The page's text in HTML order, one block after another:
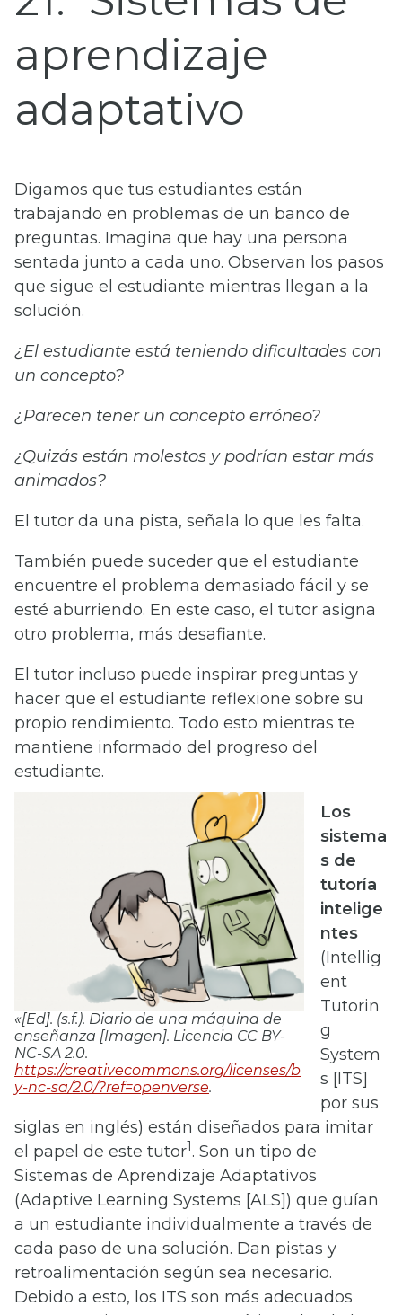
aprendizaje
adaptativo
Digamos que tus estudiantes están
trabajando en problemas de un banco de
preguntas. Imagina que hay una persona
sentada junto a cada uno. Observan los pasos
que sigue el estudiante mientras llegan a la
solución.
¿El estudiante está teniendo dificultades con
un concepto?
¿Parecen tener un concepto erróneo?
¿Quizás están molestos y podrían estar más
animados?
El tutor da una pista, señala lo que les falta.
También puede suceder que el estudiante
encuentre el problema demasiado fácil y se
esté aburriendo. En este caso, el tutor asigna
otro problema, más desafiante.
El tutor incluso puede inspirar preguntas y
hacer que el estudiante reflexione sobre su
propio rendimiento. Todo esto mientras te
mantiene informado del progreso del
estudiante.
«[Ed]. (s.f.). Diario de una máquina de
enseñanza [Imagen]. Licencia CC BY-
NC-SA 2.0.
https://creativecommons.org/licenses/b
y-nc-sa/2.0/?ref=openverse.
Los
sistema
s de
tutoría
intelige
ntes
(Intellig
ent
Tutorin
g
System
s [ITS]
por sus
siglas en inglés) están diseñados para imitar
el papel de este tutor1. Son un tipo de
Sistemas de Aprendizaje Adaptativos
(Adaptive Learning Systems [ALS]) que guían
a un estudiante individualmente a través de
cada paso de una solución. Dan pistas y
retroalimentación según sea necesario.
Debido a esto, los ITS son más adecuados